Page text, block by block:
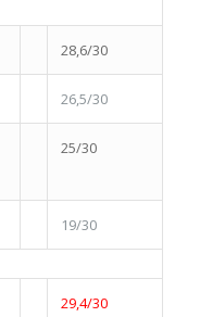
28,6/30
26,5/30
25/30
19/30
29,4/30